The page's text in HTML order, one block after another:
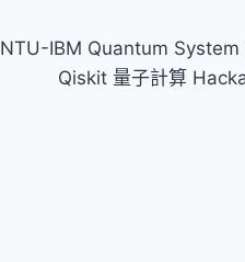
NTU-IBM Quantum System
Qiskit 量子計算